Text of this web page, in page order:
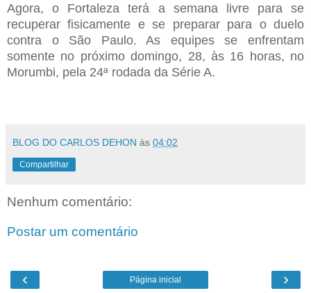
Agora, o Fortaleza terá a semana livre para se
recuperar fisicamente e se preparar para o duelo
contra o São Paulo. As equipes se enfrentam
somente no próximo domingo, 28, às 16 horas, no
Morumbi, pela 24ª rodada da Série A.
BLOG DO CARLOS DEHON às 04:02
Compartilhar
Nenhum comentário:
Postar um comentário
‹ ›
Página inicial